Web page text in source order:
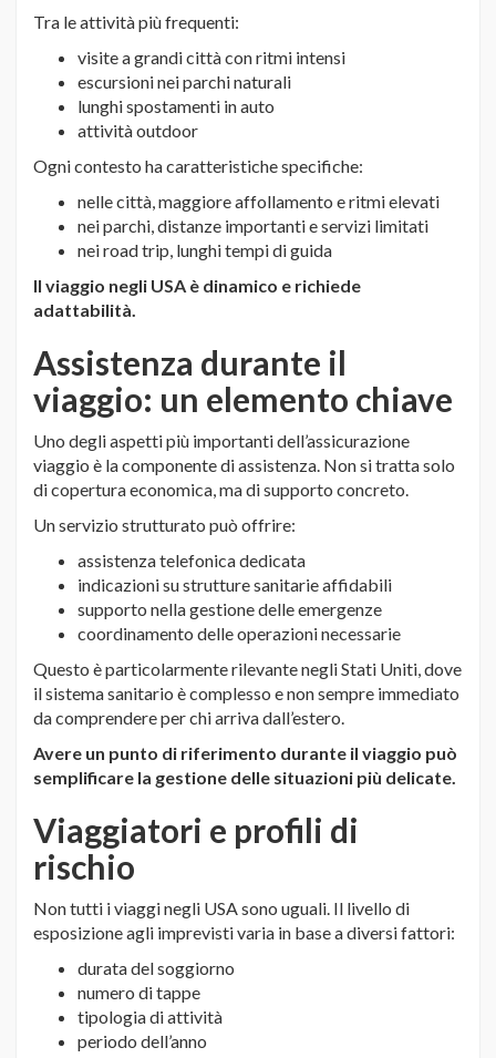
Tra le attività più frequenti:
visite a grandi città con ritmi intensi
escursioni nei parchi naturali
lunghi spostamenti in auto
attività outdoor
Ogni contesto ha caratteristiche specifiche:
nelle città, maggiore affollamento e ritmi elevati
nei parchi, distanze importanti e servizi limitati
nei road trip, lunghi tempi di guida
Il viaggio negli USA è dinamico e richiede
adattabilità.
Assistenza durante il
viaggio: un elemento chiave
Uno degli aspetti più importanti dell’assicurazione
viaggio è la componente di assistenza. Non si tratta solo
di copertura economica, ma di supporto concreto.
Un servizio strutturato può offrire:
assistenza telefonica dedicata
indicazioni su strutture sanitarie affidabili
supporto nella gestione delle emergenze
coordinamento delle operazioni necessarie
Questo è particolarmente rilevante negli Stati Uniti, dove
il sistema sanitario è complesso e non sempre immediato
da comprendere per chi arriva dall’estero.
Avere un punto di riferimento durante il viaggio può
semplificare la gestione delle situazioni più delicate.
Viaggiatori e profili di
rischio
Non tutti i viaggi negli USA sono uguali. Il livello di
esposizione agli imprevisti varia in base a diversi fattori:
durata del soggiorno
numero di tappe
tipologia di attività
periodo dell’anno